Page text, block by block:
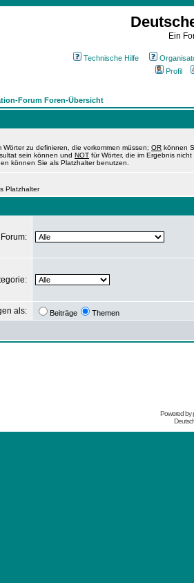
Ein
Technische Hilfe
Profil
Forum Foren-Übersicht
Wörter zu definieren, die vorkommen müssen; OR können
sein können und NOT für Wörter, die im Ergebnis nicht
können Sie als Platzhalter benutzen.
Platzhalter
Forum:
als: Beiträge Themen
Powered by